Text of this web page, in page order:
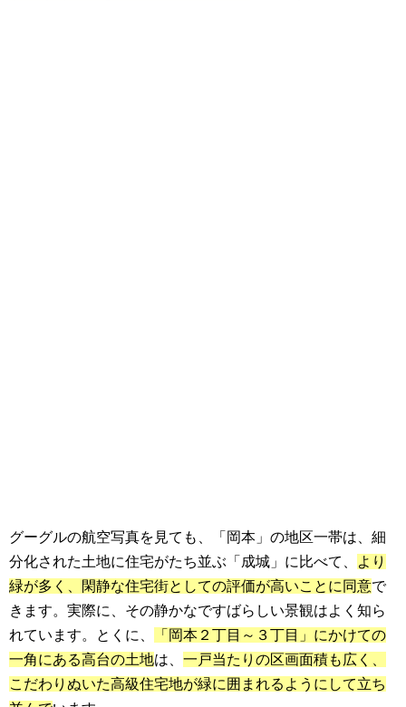
グーグルの航空写真を見ても、「岡本」の地区一帯は、細
分化された土地に住宅がたち並ぶ「成城」に比べて、
より
緑が多く、閑静な住宅街としての評価が高いことに同意で
きます。実際に、その静かなですばらしい景観はよく知ら
れています。とくに、
「岡本２丁目～３丁目」にかけての
一角にある高台の土地は、 一戸当たりの区画面積も広く、
こだわりぬいた高級住宅地が緑に囲まれるようにして立ち